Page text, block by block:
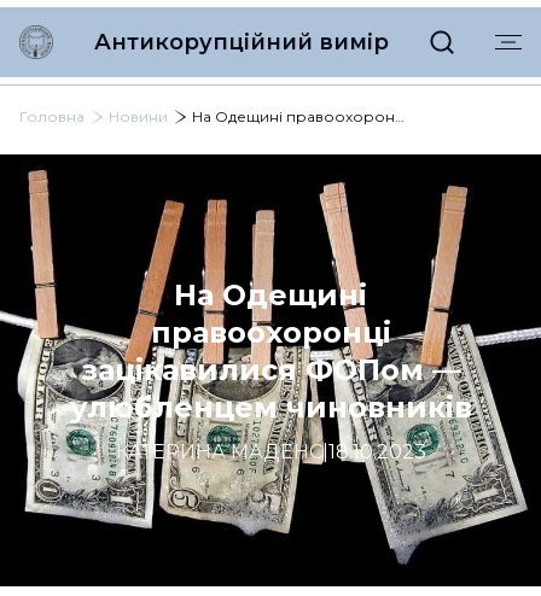
Антикорупційний вимір
Головна Новини На Одещині правоохоронці зацікавилися ФОПом — улюбленцем чиновників
На Одещині
правоохоронці
зацікавилися ФОПом —
улюбленцем чиновників
КАТЕРИНА МАДЕНС|18.10.2023